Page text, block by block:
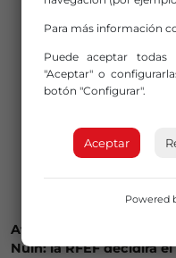
Athletic y Osasuna se
Nuin: la RFEF decidirá
Para más información
Puede aceptar
"Aceptar" o
botón "Configurar".
Aceptar
Powered